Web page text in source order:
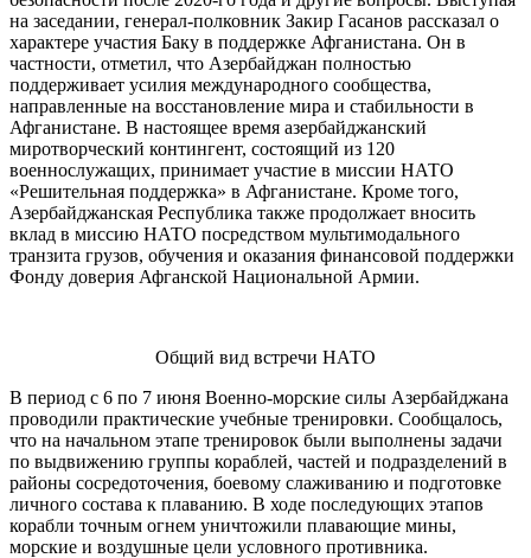
на заседании, генерал-полковник Закир Гасанов рассказал о
характере участия Баку в поддержке Афганистана. Он в
частности, отметил, что Азербайджан полностью
поддерживает усилия международного сообщества,
направленные на восстановление мира и стабильности в
Афганистане. В настоящее время азербайджанский
миротворческий контингент, состоящий из 120
военнослужащих, принимает участие в миссии НАТО
«Решительная поддержка» в Афганистане. Кроме того,
Азербайджанская Республика также продолжает вносить
вклад в миссию НАТО посредством мультимодального
транзита грузов, обучения и оказания финансовой поддержки
Фонду доверия Афганской Национальной Армии.
Общий вид встречи НАТО
В период с 6 по 7 июня Военно-морские силы Азербайджана
проводили практические учебные тренировки. Сообщалось,
что на начальном этапе тренировок были выполнены задачи
по выдвижению группы кораблей, частей и подразделений в
районы сосредоточения, боевому слаживанию и подготовке
личного состава к плаванию. В ходе последующих этапов
корабли точным огнем уничтожили плавающие мины,
морские и воздушные цели условного противника.